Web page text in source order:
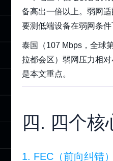
备高出一倍以上。弱网
要测低端设备在弱网条件
泰国（107 Mbps，全球
拉都会区）弱网压力相
是本文重点。
四. 四个核
1. FEC（前向纠错